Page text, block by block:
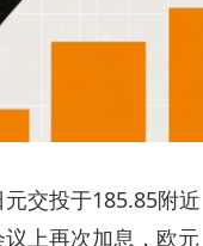
交投于185.85附
上再次加息，欧元